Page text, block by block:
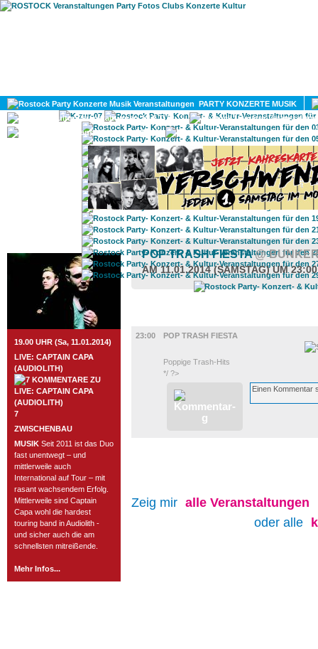
PARTY KONZERTE MUSIK
KULTUR
GAY
ROSTOCK TAGESTIPP
19.00 UHR (Sa, 11.01.2014)
LIVE: CAPTAIN CAPA
(AUDIOLITH)
7
ZWISCHENBAU
MUSIK Seit 2011 ist das Duo
fast unentwegt – und
mittlerweile auch
International auf Tour – mit
rasant wachsendem Erfolg.
Mittlerweile sind Captain
Capa wohl die hardest
touring band in Audiolith -
und sicher auch die am
schnellsten mitreißende.
Mehr Infos...
POP TRASH FIESTA@
AM 11.01.2014 (SAMSTAG) UM
23:00
POP TRASH FIESTA
Poppige Trash-Hits
*/ ?>
Zeig mir alle Veranstaltungen
oder alle